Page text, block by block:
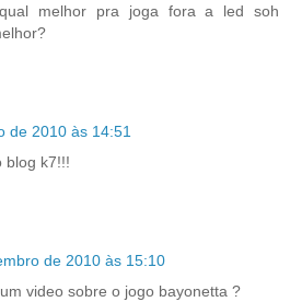
melhor pra joga fora a led soh
de 2010 às 14:51
blog k7!!!
de 2010 às 15:10
video sobre o jogo bayonetta ?